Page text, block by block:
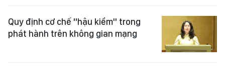
Quy định cơ chế "hậu kiểm" trong
phát hành trên không gian mạng